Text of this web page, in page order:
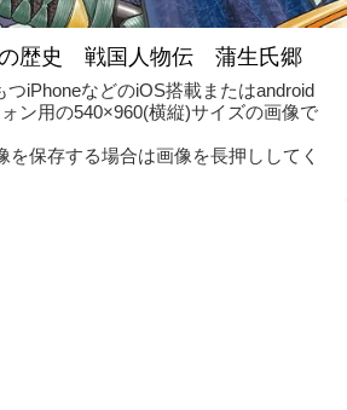
歴史 戦国人物伝 蒲生氏郷
つiPhoneなどのiOS搭載またはandroid
ン用の540×960(横縦)サイズの画像で
を保存する場合は画像を長押ししてく